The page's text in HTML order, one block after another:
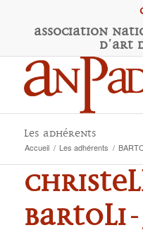
Association N
d'Art
Les adhérents
Accueil / Les adhérents /